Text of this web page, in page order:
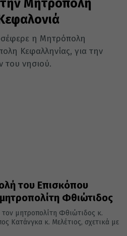
Μητρόπολη
η Μητρόπολη
Κεφαλληνίας, για την
του νησιού.
του Επισκόπου
Φθιώτιδος
τον μητροπολίτη Φθιώτιδος κ.
Κατάνγκα κ. Μελέτιος, σχετικά με